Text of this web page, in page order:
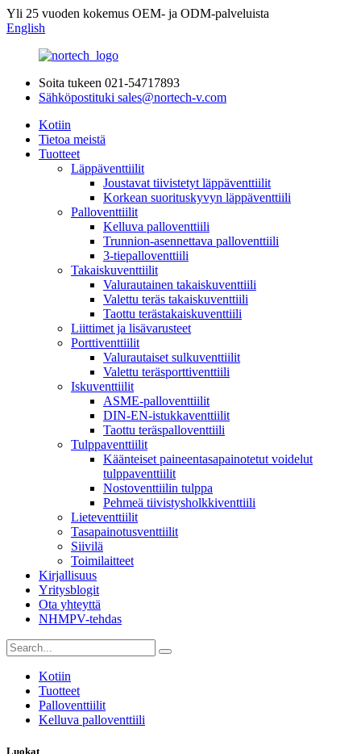
Yli 25 vuoden kokemus OEM- ja ODM-palveluista
English
Soita tukeen 021-54717893
Sähköpostituki sales@nortech-v.com
Kotiin
Tietoa meistä
Tuotteet
Läppäventtiilit
Joustavat tiivistetyt läppäventtiilit
Korkean suorituskyvyn läppäventtiili
Palloventtiilit
Kelluva palloventtiili
Trunnion-asennettava palloventtiili
3-tiepalloventtiili
Takaiskuventtiilit
Valurautainen takaiskuventtiili
Valettu teräs takaiskuventtiili
Taottu terästakaiskuventtiili
Liittimet ja lisävarusteet
Porttiventtiilit
Valurautaiset sulkuventtiilit
Valettu teräsporttiventtiili
Iskuventtiilit
ASME-palloventtiilit
DIN-EN-istukkaventtiilit
Taottu teräspalloventtiili
Tulppaventtiilit
Käänteiset paineentasapainotetut voidelut
tulppaventtiilit
Nostoventtiilin tulppa
Pehmeä tiivistysholkkiventtiili
Lieteventtiilit
Tasapainotusventtiilit
Siivilä
Toimilaitteet
Kirjallisuus
Yritysblogit
Ota yhteyttä
NHMPV-tehdas
Kotiin
Tuotteet
Palloventtiilit
Kelluva palloventtiili
Luokat